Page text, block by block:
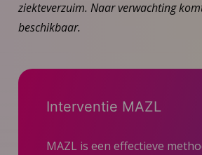
ziekteverzuim. Naar verwachting
beschikbaar.
Interventie MAZL
MAZL is een effectieve